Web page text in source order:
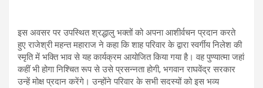
इस अवसर पर उपस्थित श्रद्धालु भक्तों को अपना आशीर्वचन प्रदान करते
हुए राजेश्री महन्त महाराज ने कहा कि शाह परिवार के द्वारा स्वर्गीय निलेश की
स्मृति में भक्ति भाव से यह कार्यक्रम आयोजित किया गया है। वह पुण्यात्मा जहां
कहीं भी होगा निश्चित रूप से उसे प्रसन्नता होगी, भगवान राघवेंद्र सरकार
उन्हें मोक्ष प्रदान करेंगे। उन्होंने परिवार के सभी सदस्यों को इस भव्य